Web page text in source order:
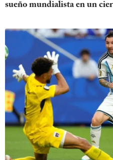
sueño mundialista en un